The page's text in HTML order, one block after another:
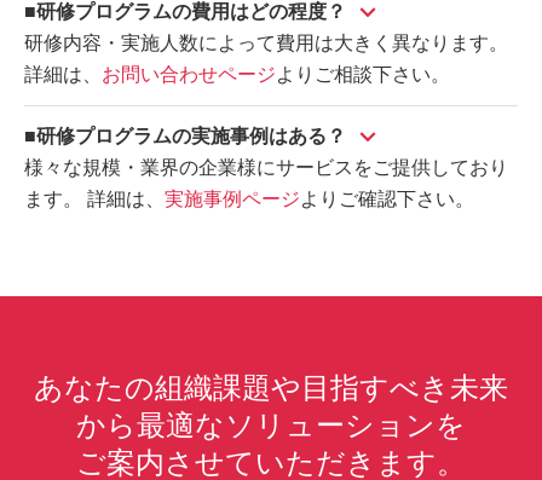
■研修プログラムの費用はどの程度？
研修内容・実施人数によって費用は大きく異なります。
詳細は、 お問い合わせページよりご相談下さい。
■研修プログラムの実施事例はある？
様々な規模・業界の企業様にサービスをご提供しており
ます。 詳細は、 実施事例ページよりご確認下さい。
あなたの組織課題や目指すべき未来
から最適なソリューションを
ご案内させていただきます。